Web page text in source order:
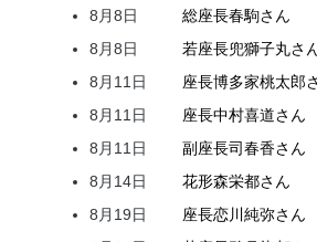
8月8日
総座長春駒さん
8月8日
若座長兜獅子丸さ
8月11日
座長博多家桃太郎
8月11日
座長中村喜道さん
8月11日
副座長司春香さん
8月14日
花形森栄都さん
8月19日
座長恋川純弥さん